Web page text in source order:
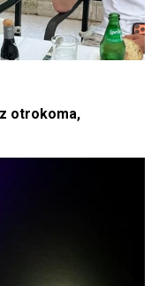
otrokoma,